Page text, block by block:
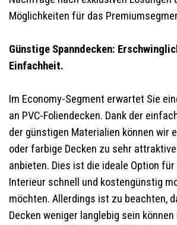
Möglichkeiten für das
Günstige Spanndecken:
Einfachheit.
Im Economy-Segment erwartet Sie
an PVC-Foliendecken. Dank der
der günstigen Materialien können wir
oder farbige Decken zu sehr
anbieten. Dies ist die ideale Option für
Interieur schnell und kostengünstig
möchten. Allerdings ist zu beachten,
Decken weniger langlebig sein können